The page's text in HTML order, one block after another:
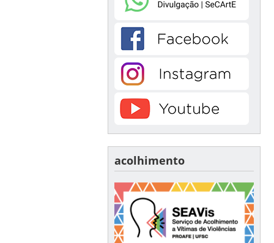
acolhimento